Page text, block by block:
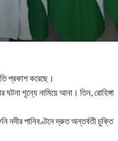
প্রকাশ করেছে।
শূন্যে নামিয়ে আনা। তিন, রোহিঙ্গা
নদীর পানিবণ্টনে দ্রুত অন্তর্বতী চুক্তি